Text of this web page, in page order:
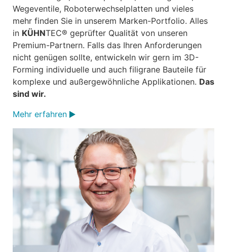
Vakuumsauger, Vakuumpumpen, Parallelgreifer,
Wegeventile, Roboterwechselplatten und vieles
mehr finden Sie in unserem Marken-Portfolio. Alles
inKÜHNTEC® geprüfter Qualität von unseren
Premium-Partnern. Falls das Ihren Anforderungen
nicht genügen sollte, entwickeln wir gern im 3D-
Forming individuelle und auch filigrane Bauteile für
komplexe und außergewöhnliche Applikationen.